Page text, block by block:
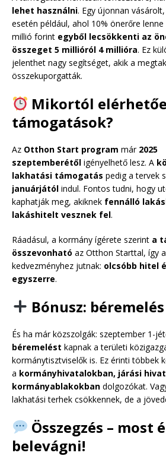
lehet használni. Egy újonnan
esetén például, ahol 10% önerőre
millió forint egyből lecsökkenti az
összeget 5 millióról 4 millióra. Ez
jelenthet nagy segítséget, akik a
összekuporgatták.
Mikortól
támogatások?
Az Otthon Start program már 2025
szeptemberétől igényelhető lesz. A
lakhatási támogatás pedig a tervek
januárjától indul. Fontos tudni, hogy
kaphatják meg, akiknek fennálló
lakáshitelt vesznek fel.
Ráadásul, a kormány ígérete szerint a
összevonható az Otthon Starttal, így
kedvezményhez jutnak: olcsóbb hitel
egyszerre.
Bónusz:
És ha már közszolgák: szeptember 1-
béremelést kapnak a területi
kormánytisztviselők is. Ez érinti többek
a kormányhivatalokban, járási
kormányablakokban dolgozókat.
lakhatási terhek csökkennek, de a
Összegzés – most
belevágni!